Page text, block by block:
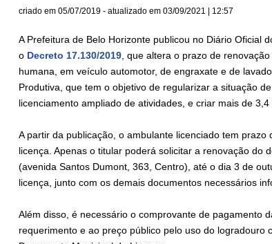
criado em 05/07/2019 - atualizado em 03/09/2021 | 12:57
A Prefeitura de Belo Horizonte publicou no Diário Oficial
o Decreto 17.130/2019, que altera o prazo de
humana, em veículo automotor, de engraxate e de
Produtiva, que tem o objetivo de regularizar a situação
licenciamento ampliado de atividades, e criar mais de
A partir da publicação, o ambulante licenciado tem
licença. Apenas o titular poderá solicitar a renovação do
(avenida Santos Dumont, 363, Centro), até o dia 3 de
licença, junto com os demais documentos necessários
Além disso, é necessário o comprovante de pagamento
requerimento e ao preço público pelo uso do